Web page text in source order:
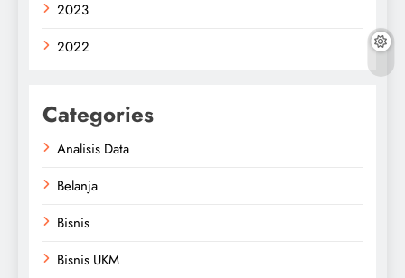
2023
2022
Categories
Analisis Data
Belanja
Bisnis
Bisnis UKM